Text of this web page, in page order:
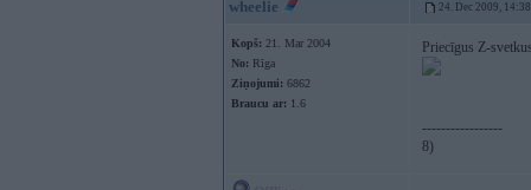
wheelie 24. Dec 2009, 14:38
Kopš: 21. Mar 2004
No: Rīga
Ziņojumi: 6862
Braucu ar: 1.6
Priecīgus Z-
-----------------
8)